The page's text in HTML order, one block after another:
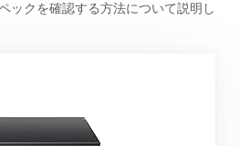
ックを確認する方法について説明し